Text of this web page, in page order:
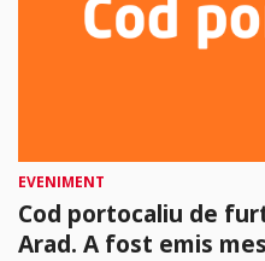
EVENIMENT
Cod portocaliu de
Arad. A fost emis